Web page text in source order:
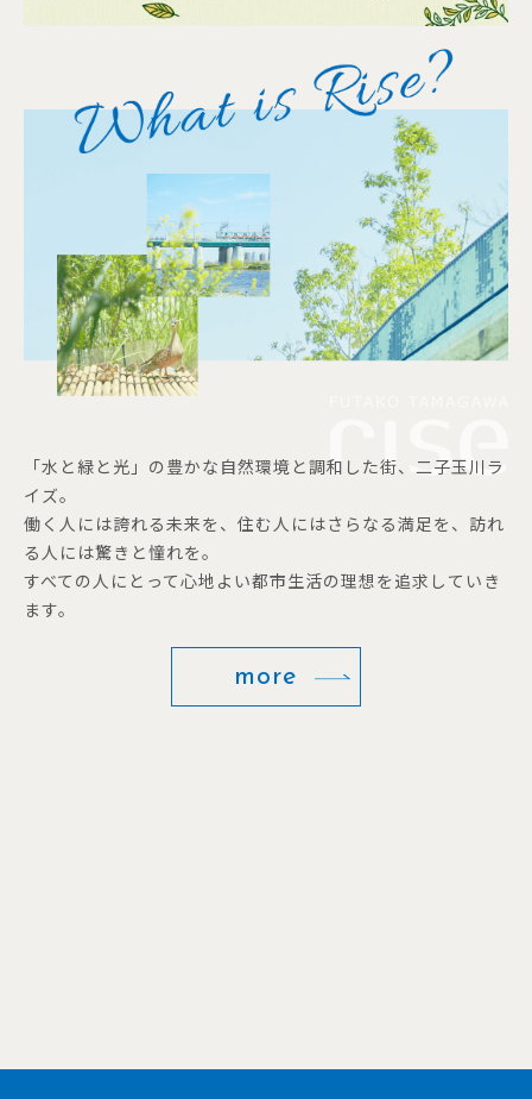
「水と緑と光」の豊かな自然環境と調和した街、二子玉川ラ
イズ。
働く人には誇れる未来を、住む人にはさらなる満足を、訪れ
る人には驚きと憧れを。
すべての人にとって心地よい都市生活の理想を追求していき
ます。
more